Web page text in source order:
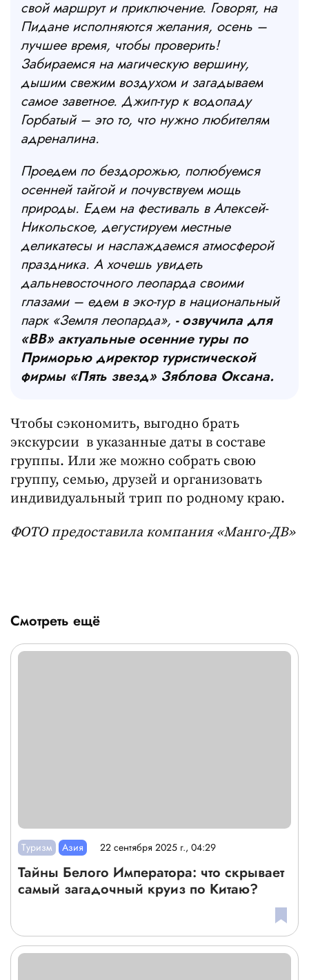
свой маршрут и приключение. Говорят, на
Пидане исполняются желания, осень –
лучшее время, чтобы проверить!
Забираемся на магическую вершину,
дышим свежим воздухом и загадываем
самое заветное. Джип-тур к водопаду
Горбатый – это то, что нужно любителям
адреналина.
Проедем по бездорожью, полюбуемся
осенней тайгой и почувствуем мощь
природы. Едем на фестиваль в Алексей-
Никольское, дегустируем местные
деликатесы и наслаждаемся атмосферой
праздника. А хочешь увидеть
дальневосточного леопарда своими
глазами – едем в эко-тур в национальный
парк «Земля леопарда», - озвучила для
«ВВ» актуальные осенние туры по
Приморью директор туристической
фирмы «Пять звезд» Зяблова Оксана.
Чтобы сэкономить, выгодно брать
экскурсии в указанные даты в составе
группы. Или же можно собрать свою
группу, семью, друзей и организовать
индивидуальный трип по родному краю.
ФОТО предоставила компания «Манго-ДВ»
Смотреть ещё
Туризм Азия 22 сентября 2025 г., 04:29
Тайны Белого Императора: что скрывает
самый загадочный круиз по Китаю?